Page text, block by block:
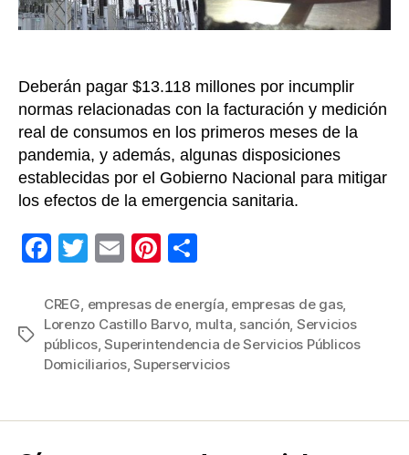
Deberán pagar $13.118 millones por incumplir
normas relacionadas con la facturación y medición
real de consumos en los primeros meses de la
pandemia, y además, algunas disposiciones
establecidas por el Gobierno Nacional para mitigar
los efectos de la emergencia sanitaria.
F
c
e
b
o
T
tt
er
E
ail
Pi
er
e
st
m
p
ar
Etiquetas
CREG, empresas de energía, empresas de gas,
Lorenzo Castillo Barvo, multa, sanción, Servicios
públicos,Superintendencia de Servicios Públicos
Domiciliarios,Superservicios